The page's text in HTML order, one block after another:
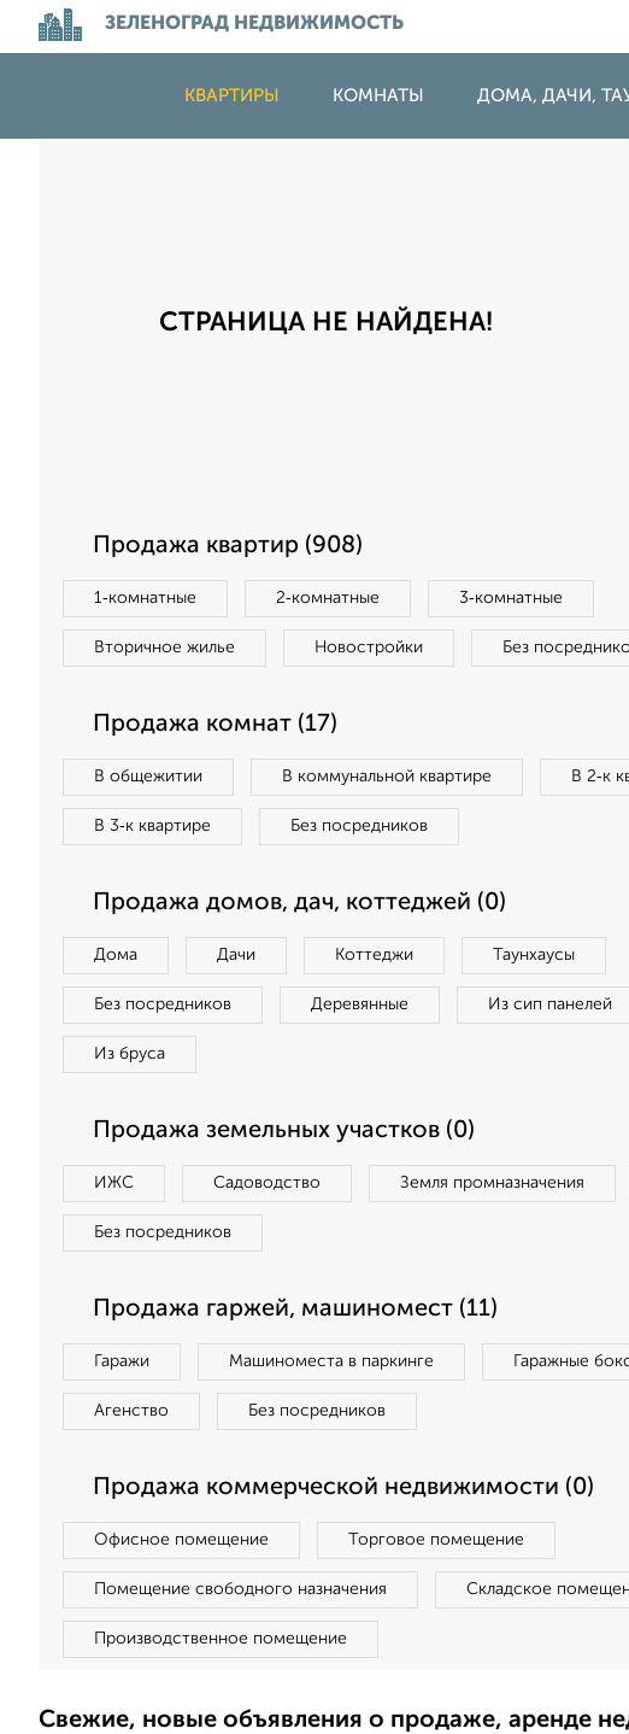
ЗЕЛЕНОГРАД НЕДВИЖИМОСТЬ
КВАРТИРЫ КОМНАТЫ ДОМА, ДАЧИ,
СТРАНИЦА НЕ НАЙДЕНА!
Продажа квартир (908)
1‑комнатные 2‑комнатные 3‑комнатные
Вторичное жилье Новостройки Без
Продажа комнат (17)
В общежитии В коммунальной квартире В 2‑к
В 3‑к квартире Без посредников
Продажа домов, дач, коттеджей (0)
Дома Дачи Коттеджи Таунхаусы
Без посредников Деревянные Из сип панелей
Из бруса
Продажа земельных участков (0)
ИЖС Садоводство Земля промназначения
Без посредников
Продажа гаржей, машиномест (11)
Гаражи Машиноместа в паркинге Гаражные
Агенство Без посредников
Продажа коммерческой недвижимости (0)
Офисное помещение Торговое помещение
Помещение свободного назначения Складское
Производственное помещение
Свежие, новые объявления о продаже, аренде